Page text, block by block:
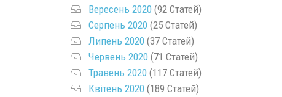
Вересень 2020(92 Статей)
Серпень 2020(25 Статей)
Липень 2020(37 Статей)
Червень 2020(71 Статей)
Травень 2020(117 Статей)
Квітень 2020(189 Статей)